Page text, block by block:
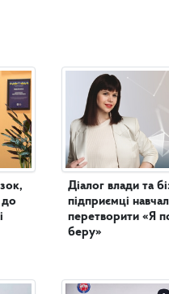
до
Діалог влади та
підприємці
перетворити «Я
беру»